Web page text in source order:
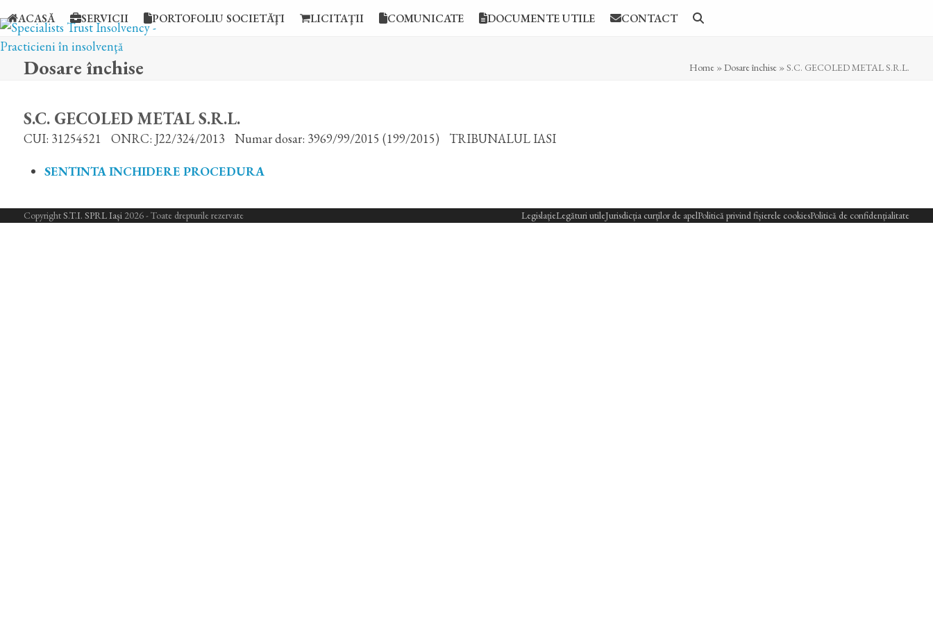
to
content
ACASĂ SERVICII PORTOFOLIU SOCIETĂŢI LICITAŢII COMUNICATE DOCUMENTE UTILE CONTACT
Dosare închise Home »Dosare închise »S.C. GECOLED METAL S.R.L.
S.C. GECOLED METAL S.R.L.
CUI: 31254521 ONRC: J22/324/2013 Numar dosar: 3969/99/2015 (199/2015) TRIBUNALUL IASI
SENTINTA INCHIDERE PROCEDURA
CopyrightS.T.I. SPRL Iași2026 - Toate drepturile rezervate LegislațieLegături utileJurisdicția curților de apelPolitică privind fișierele cookiesPolitică de confidențialitate